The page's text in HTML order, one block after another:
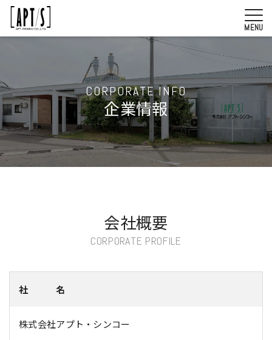
MENU
CORPORATE INFO
企業情報
会社概要
CORPORATE PROFILE
社 名
株式会社アプト・シンコー